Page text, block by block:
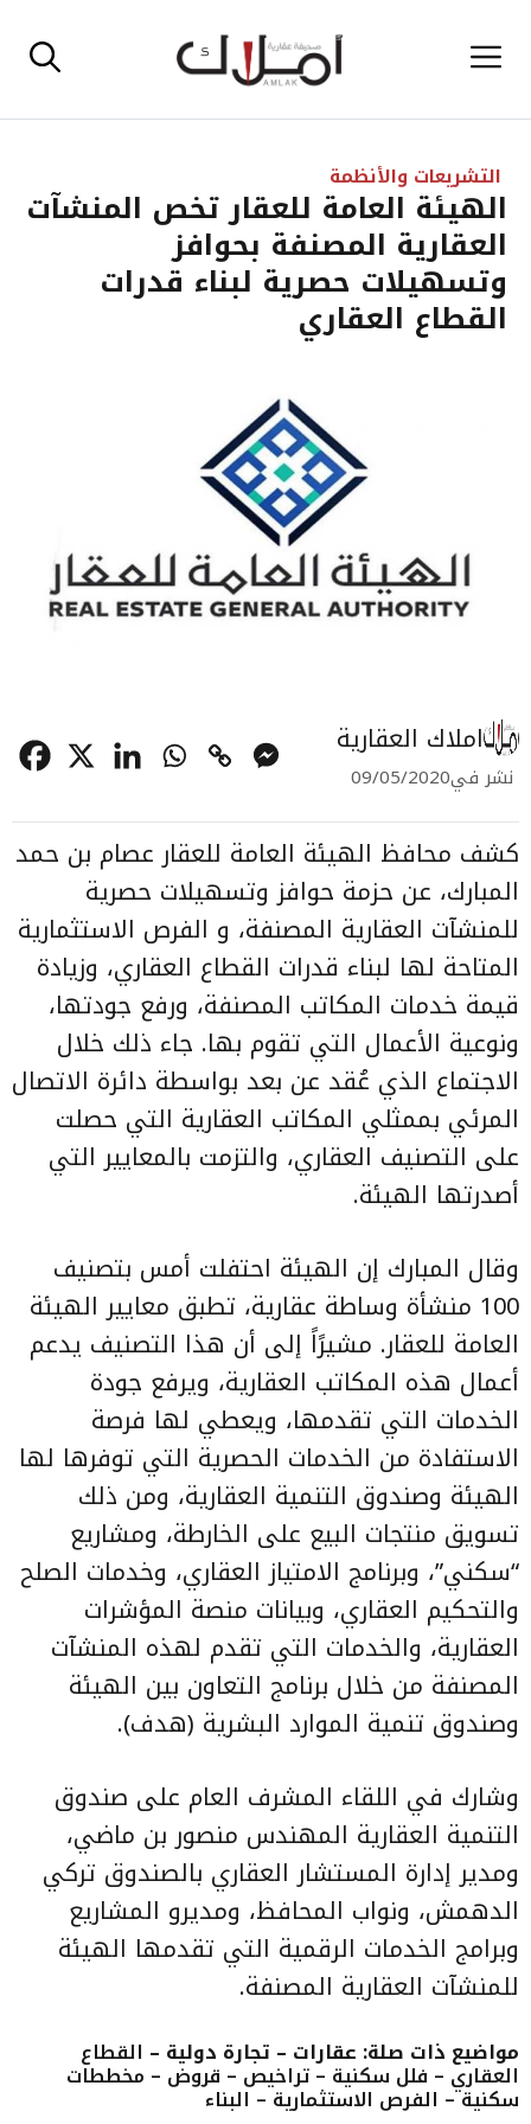
إلى القائمة
التشريعات والأنظمة
الهيئة العامة للعقار تخص المنشآت
العقارية المصنفة بحوافز
وتسهيلات حصرية لبناء قدرات
القطاع العقاري
املاك العقارية
نشر في09/05/2020
كشف محافظ الهيئة العامة للعقار عصام بن حمد
المبارك، عن حزمة حوافز وتسهيلات حصرية
للمنشآت العقارية المصنفة، و الفرص الاستثمارية
المتاحة لها لبناء قدرات القطاع العقاري، وزيادة
قيمة خدمات المكاتب المصنفة، ورفع جودتها،
ونوعية الأعمال التي تقوم بها. جاء ذلك خلال
الاجتماع الذي عُقد عن بعد بواسطة دائرة الاتصال
المرئي بممثلي المكاتب العقارية التي حصلت
على التصنيف العقاري، والتزمت بالمعايير التي
أصدرتها الهيئة.
وقال المبارك إن الهيئة احتفلت أمس بتصنيف
100 منشأة وساطة عقارية، تطبق معايير الهيئة
العامة للعقار. مشيرًاً إلى أن هذا التصنيف يدعم
أعمال هذه المكاتب العقارية، ويرفع جودة
الخدمات التي تقدمها، ويعطي لها فرصة
الاستفادة من الخدمات الحصرية التي توفرها لها
الهيئة وصندوق التنمية العقارية، ومن ذلك
تسويق منتجات البيع على الخارطة، ومشاريع
“سكني”، وبرنامج الامتياز العقاري، وخدمات الصلح
والتحكيم العقاري، وبيانات منصة المؤشرات
العقارية، والخدمات التي تقدم لهذه المنشآت
المصنفة من خلال برنامج التعاون بين الهيئة
وصندوق تنمية الموارد البشرية (هدف).
وشارك في اللقاء المشرف العام على صندوق
التنمية العقارية المهندس منصور بن ماضي،
ومدير إدارة المستشار العقاري بالصندوق تركي
الدهمش، ونواب المحافظ، ومديرو المشاريع
وبرامج الخدمات الرقمية التي تقدمها الهيئة
للمنشآت العقارية المصنفة.
مواضيع ذات صلة: عقارات – تجارة دولية – القطاع
العقاري – فلل سكنية – تراخيص – قروض – مخططات
سكنية – الفرص الاستثمارية – البناء